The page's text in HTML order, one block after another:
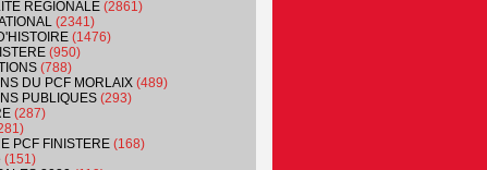
REGIONALE (2861)
(2341)
(1476)
(950)
(788)
DU PCF MORLAIX (489)
PUBLIQUES (293)
(287)
PCF FINISTERE (168)
(151)